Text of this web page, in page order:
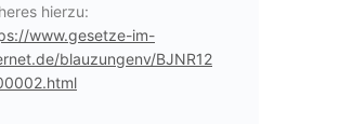
hierzu:
www.gesetze-im-
blauzungenv/BJNR12